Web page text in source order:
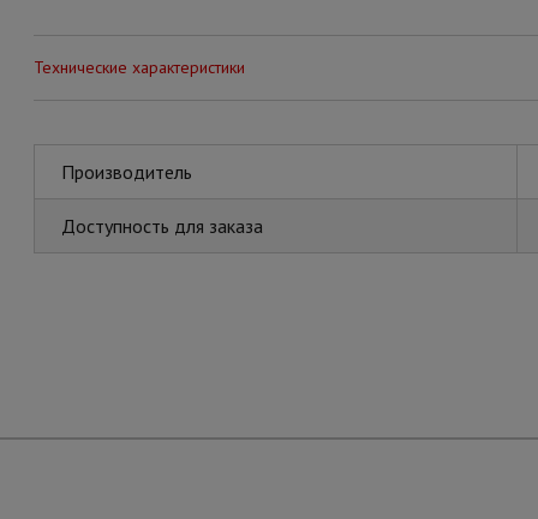
Технические характеристики
Производитель
Доступность для заказа